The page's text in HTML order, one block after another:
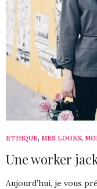
ETHIQUE, MES LOOKS,
Une worker
Aujourd’hui, je vous